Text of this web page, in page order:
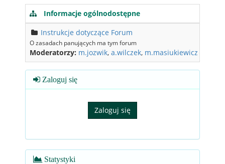
Informacje ogólnodostępne
Instrukcje dotyczące Forum
O zasadach panujących ma tym forum
Moderatorzy: m.jozwik, a.wilczek, m.masiukiewicz
Zaloguj się
Statystyki